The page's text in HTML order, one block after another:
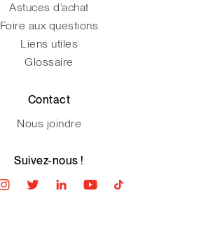
Astuces d’achat
Foire aux questions
Liens utiles
Glossaire
Contact
Nous joindre
Suivez-nous !